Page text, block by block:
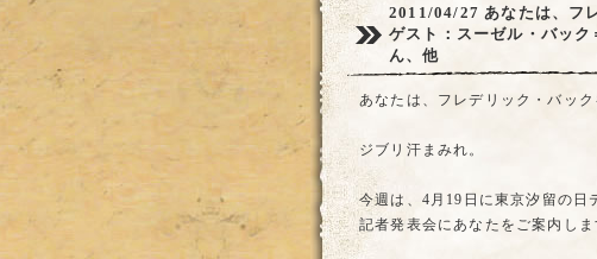
2011/04/27あなたは、フ
ゲスト：スーゼル・バッ
ん、他
あなたは、フレデリック・バッ
ジブリ汗まみれ。
今週は、4月19日に東京汐留の日
記者発表会にあなたをご案内しま